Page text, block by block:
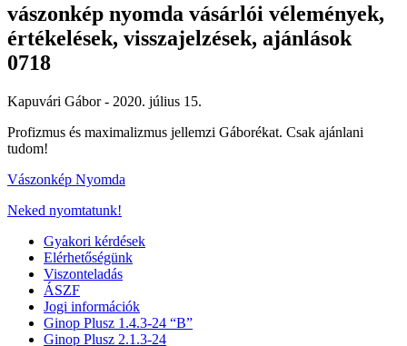
vászonkép nyomda vásárlói vélemények,
értékelések, visszajelzések, ajánlások
0718
Kapuvári Gábor - 2020. július 15.
Profizmus és maximalizmus jellemzi Gáborékat. Csak ajánlani
tudom!
Vászonkép Nyomda
Neked nyomtatunk!
Gyakori kérdések
Elérhetőségünk
Viszonteladás
ÁSZF
Jogi információk
Ginop Plusz 1.4.3-24 “B”
Ginop Plusz 2.1.3-24